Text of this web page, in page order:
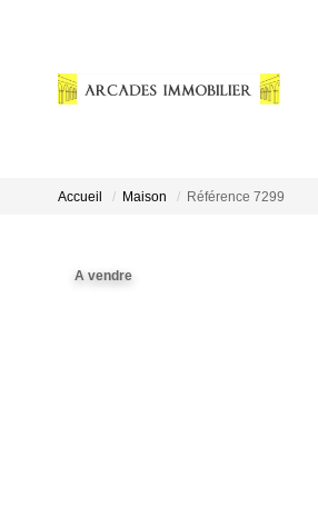
Accueil Maison Référence 7299
A vendre